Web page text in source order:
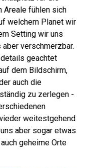
Areale fühlen sich
welchem Planet wir
Setting wir uns
verschmerzbar.
geachtet
dem Bildschirm,
auch die
zu zerlegen -
weitestgehend
aber sogar etwas
geheime Orte